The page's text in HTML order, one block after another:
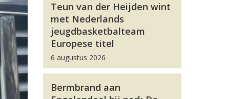
Teun van der Heijden wint
met Nederlands
jeugdbasketbalteam
Europese titel
6 augustus 2026
Bermbrand aan